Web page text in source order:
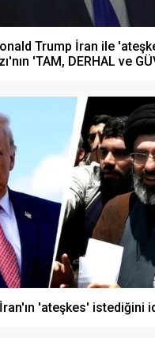
Trump İran ile
'TAM, DERHAL ve
'ateşkes' istediğini